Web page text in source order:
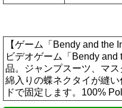
【ゲーム「Bendy and the
ビデオゲーム「Bendy
品。ジャンプスーツ、マ
綿入りの蝶ネクタイが縫
ドで固定します。100%